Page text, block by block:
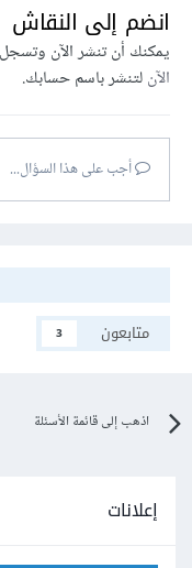
انضم إلى النقاش
يمكنك أن تنشر الآن
الآنلتنشر باسم حسابك.
أجب على هذا السؤال...
متابعون
3
اذهب إلى قائمة الأسئلة
إعلانات